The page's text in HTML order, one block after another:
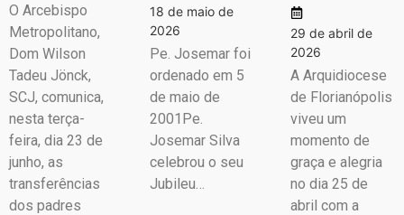
O Arcebispo
Metropolitano,
Dom Wilson
Tadeu Jönck,
SCJ, comunica,
nesta terça-
feira, dia 23 de
junho, as
transferências
dos padres
18 de maio de
2026
Pe. Josemar foi
ordenado em 5
de maio de
2001Pe.
Josemar Silva
celebrou o seu
Jubileu…
29 de abril de
2026
A Arquidiocese
de Florianópolis
viveu um
momento de
graça e alegria
no dia 25 de
abril com a